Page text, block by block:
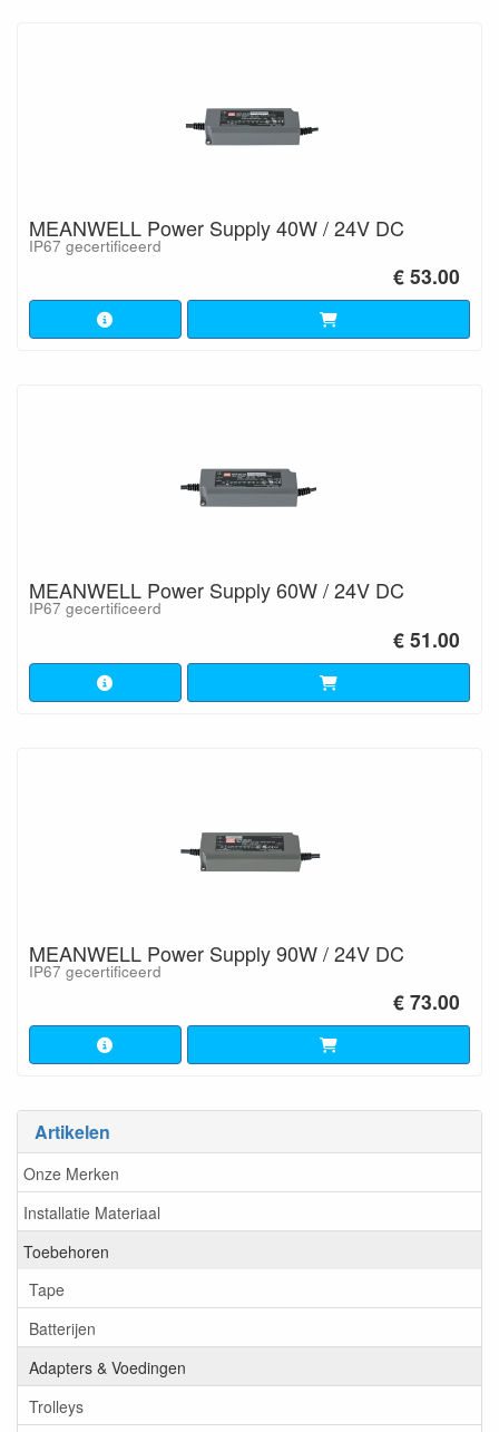
Artikelen
Onze Merken
Installatie Materiaal
Toebehoren
Tape
Batterijen
Adapters & Voedingen
Trolleys
MEANWELL Power Supply 40W / 24V DC
IP67 gecertificeerd
€ 53.00
MEANWELL Power Supply 60W / 24V DC
IP67 gecertificeerd
€ 51.00
MEANWELL Power Supply 90W / 24V DC
IP67 gecertificeerd
€ 73.00